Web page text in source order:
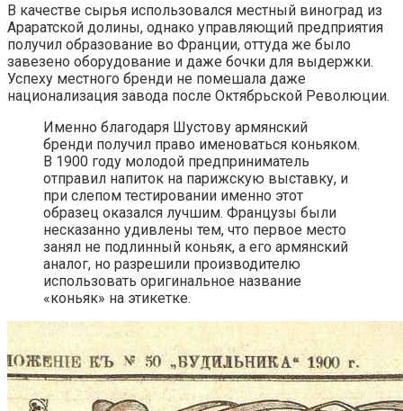
В качестве сырья использовался местный виноград из
Араратской долины, однако управляющий предприятия
получил образование во Франции, оттуда же было
завезено оборудование и даже бочки для выдержки.
Успеху местного бренди не помешала даже
национализация завода после Октябрьской Революции.
Именно благодаря Шустову армянский
бренди получил право именоваться коньяком.
В 1900 году молодой предприниматель
отправил напиток на парижскую выставку, и
при слепом тестировании именно этот
образец оказался лучшим. Французы были
несказанно удивлены тем, что первое место
занял не подлинный коньяк, а его армянский
аналог, но разрешили производителю
использовать оригинальное название
«коньяк» на этикетке.